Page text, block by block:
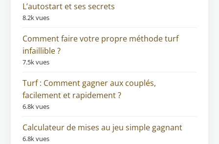
L’autostart et ses secrets
8.2k vues
Comment faire votre propre méthode turf
infaillible ?
7.5k vues
Turf : Comment gagner aux couplés,
facilement et rapidement ?
6.8k vues
Calculateur de mises au jeu simple gagnant
6.8k vues